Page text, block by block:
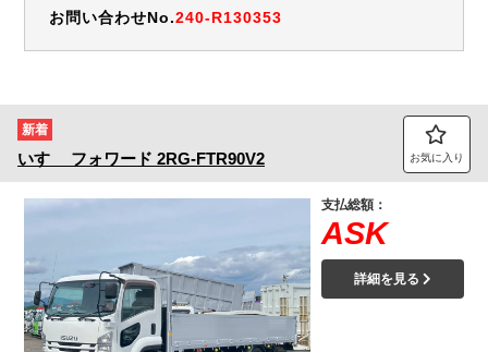
お問い合わせNo.240-R130353
新着
いすゞ フォワード 2RG-FTR90V2 お気に入り
支払総額：
ASK
詳細を見る